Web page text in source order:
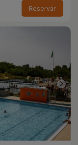
Reservar